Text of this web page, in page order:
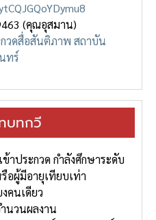
(คุณอุสมาน)
กวดสื่อสันติภาพ สถาบัน
ทร์
บทกวี
าประกวด กําลังศึกษาระดับ
ผู้มีอายุเทียบเท่า
คนเดียว
นวนผลงาน